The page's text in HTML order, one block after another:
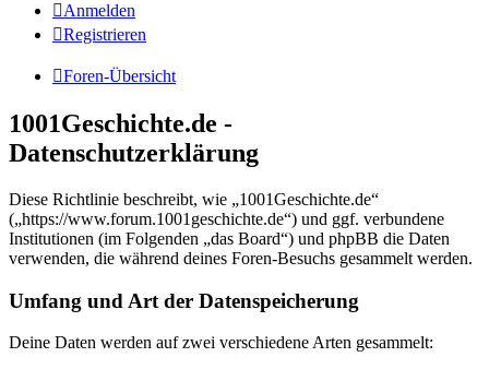
Anmelden
Registrieren
Foren-Übersicht
1001Geschichte.de -
Datenschutzerklärung
Diese Richtlinie beschreibt, wie „1001Geschichte.de“
(„https://www.forum.1001geschichte.de“) und ggf. verbundene
Institutionen (im Folgenden „das Board“) und phpBB die Daten
verwenden, die während deines Foren-Besuchs gesammelt werden.
Umfang und Art der Datenspeicherung
Deine Daten werden auf zwei verschiedene Arten gesammelt: